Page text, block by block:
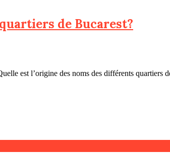
de Bucarest?
est l’origine des noms des différents quartiers